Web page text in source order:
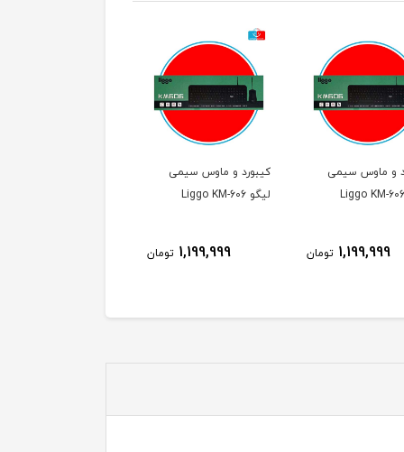
و ماوس سیمی
1,199,999 تومان
کیبورد و ماوس سیمی
لیگو Liggo KM-606
1,199,999 تومان